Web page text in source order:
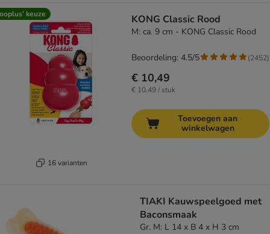
keuze
16 varianten
KONG Classic Rood
M: ca. 9 cm - KONG Classic Rood
€ 10,49
€ 10,49 / stuk
Beoordeling: 4.5/5 (2452)
Toevoegen aan
winkelwagen
TIAKI Kauwspeelgoed met
Baconsmaak
Gr. M: L 14 x B 4 x H 3 cm